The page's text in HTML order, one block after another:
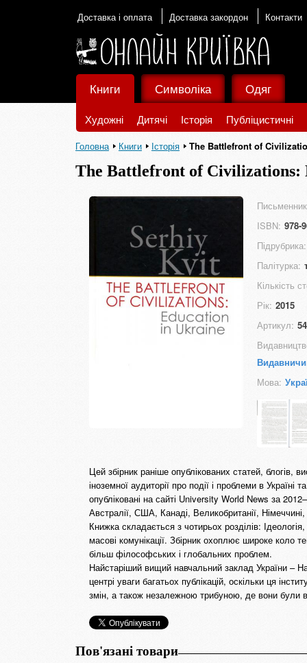
Доставка і оплата Доставка закордон Контакти
Книги
Художні Дитячі Історія Публіцистичні
Символіка Одяг
Головна Книги Історія The Battlefront of
The Battlefront of Civilizations:
ISBN: 978-
Підрубрика:
Палітурка:
Кількість
Рік: 2015
Артикул:
Мова:
Цей збірник раніше опублікованих статей, блогів,
іноземної аудиторії про події і проблеми в
опубліковані на сайті University World News за
Австралії, США, Канаді, Великобританії,
Книжка складається з чотирьох розділів:
масові комунікації. Збірник охоплює широке коло
більш філософських і глобальних проблем.
Найстаріший вищий навчальний заклад України –
центрі уваги багатьох публікацій, оскільки ця
змін, а також незалежною трибуною, де вони були
Пов'язані товари